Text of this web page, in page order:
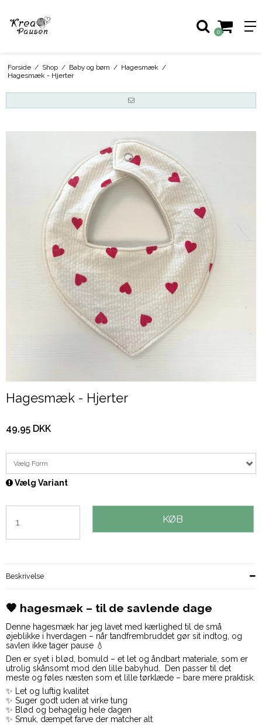
0
Forside / Shop / Baby og børn / Hagesmæk /
Hagesmæk - Hjerter
Hagesmæk - Hjerter
49,95 DKK
Vælg Form
Vælg Variant
KØB
Beskrivelse
🧡 hagesmæk – til de savlende dage
Denne hagesmæk har jeg lavet med kærlighed til de små
øjeblikke i hverdagen – når tandfrembruddet gør sit indtog, og
savlen ikke tager pause 💧
Den er syet i blød, bomuld – et let og åndbart materiale, som er
utrolig skånsomt mod den lille babyhud. Den passer til det
meste og føles næsten som et lille tørklæde – bare mere praktisk.
✨ Let og luftig kvalitet
✨ Suger godt uden at virke tung
✨ Blød og behagelig hele dagen
✨ Smuk, dæmpet farve der matcher alt